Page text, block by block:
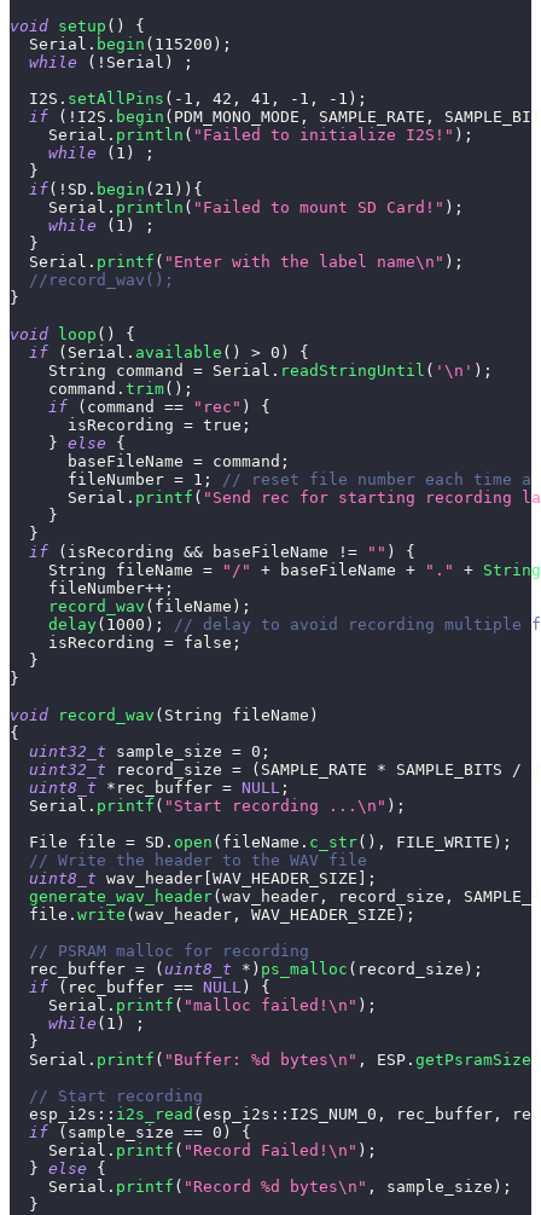
void setup ( )
{
  Serial
. begin ( 115200 ) ;
while
( ! Serial )
;
  I2S
. setAllPins ( - 1 , 42 , 41 , - 1 , - 1 ) ;
if
( ! I2S . begin ( PDM_MONO_MODE , SAMPLE_RATE ,
    Serial
. println ( "Failed to initialize I2S!" ) ;
while
( 1 )
;
}
if( ! SD . begin ( 21 ) ) {
    Serial
. println ( "Failed to mount SD Card!" ) ;
while
( 1 )
;
}
  Serial
. printf ( "Enter with the label name\n" ) ;
//record_wav();
}
void loop ( )
{
if
( Serial . available ( ) > 0 )
{
    String command
= Serial . readStringUntil ( '\n' ) ;
    command
. trim( ) ;
if
( command == "rec" )
{
      isRecording
= true ;
} else
{
      baseFileName
= command ;
      fileNumber
= 1 ;
// reset file number each time a
      Serial
. printf ( "Send rec for starting recording
}
}
if
( isRecording && baseFileName != "" )
{
    String fileName
= "/" + baseFileName + "." + String
    fileNumber
++ ;
record_wav ( fileName ) ;
delay( 1000 ) ;
// delay to avoid recording multiple
    isRecording
= false ;
}
}
void
record_wav ( String fileName )
{
uint32_t sample_size = 0 ;
uint32_t record_size = ( SAMPLE_RATE * SAMPLE_BITS /
uint8_t
* rec_buffer = NULL ;
  Serial
. printf ( "Start recording ...\n" ) ;
  File file
= SD . open ( fileName . c_str( ) , FILE_WRITE ) ;
// Write the header to the WAV file
uint8_t wav_header [WAV_HEADER_SIZE ] ;
generate_wav_header(wav_header , record_size ,
  file
. write (wav_header , WAV_HEADER_SIZE ) ;
// PSRAM malloc for recording
  rec_buffer
= (uint8_t * ) ps_malloc ( record_size ) ;
if
( rec_buffer == NULL )
{
    Serial
. printf ( "malloc failed!\n" ) ;
while ( 1 )
;
}
  Serial
. printf ( "Buffer: %d bytes\n" , ESP . getPsramSize
// Start recording
  esp_i2s
:: i2s_read (esp_i2s :: I2S_NUM_0 , rec_buffer ,
if
( sample_size == 0 )
{
    Serial
. printf ( "Record Failed!\n" ) ;
} else
{
    Serial
. printf ( "Record %d bytes\n" , sample_size ) ;
}